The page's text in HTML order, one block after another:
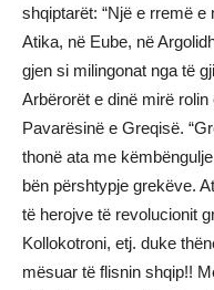
shqiptarët: “Një e rremë
Atika, në Eube, në
gjen si milingonat nga të
Arbërorët e dinë mirë
Pavarësinë e Greqisë.
thonë ata me
bën përshtypje grekëve.
të herojve të revolucionit
Kollokotroni, etj. duke
mësuar të flisnin shqip!!